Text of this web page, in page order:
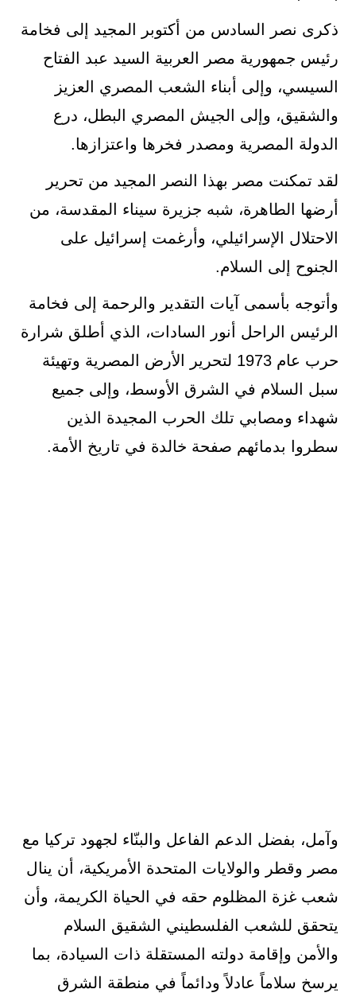
ذكرى نصر السادس من أكتوبر المجيد إلى فخامة
رئيس جمهورية مصر العربية السيد عبد الفتاح
السيسي، وإلى أبناء الشعب المصري العزيز
والشقيق، وإلى الجيش المصري البطل، درع
الدولة المصرية ومصدر فخرها واعتزازها.
لقد تمكنت مصر بهذا النصر المجيد من تحرير
أرضها الطاهرة، شبه جزيرة سيناء المقدسة، من
الاحتلال الإسرائيلي، وأرغمت إسرائيل على
الجنوح إلى السلام.
وأتوجه بأسمى آيات التقدير والرحمة إلى فخامة
الرئيس الراحل أنور السادات، الذي أطلق شرارة
حرب عام 1973 لتحرير الأرض المصرية وتهيئة
سبل السلام في الشرق الأوسط، وإلى جميع
شهداء ومصابي تلك الحرب المجيدة الذين
سطروا بدمائهم صفحة خالدة في تاريخ الأمة.
وآمل، بفضل الدعم الفاعل والبنّاء لجهود تركيا مع
مصر وقطر والولايات المتحدة الأمريكية، أن ينال
شعب غزة المظلوم حقه في الحياة الكريمة، وأن
يتحقق للشعب الفلسطيني الشقيق السلام
والأمن وإقامة دولته المستقلة ذات السيادة، بما
يرسخ سلاماً عادلاً ودائماً في منطقة الشرق